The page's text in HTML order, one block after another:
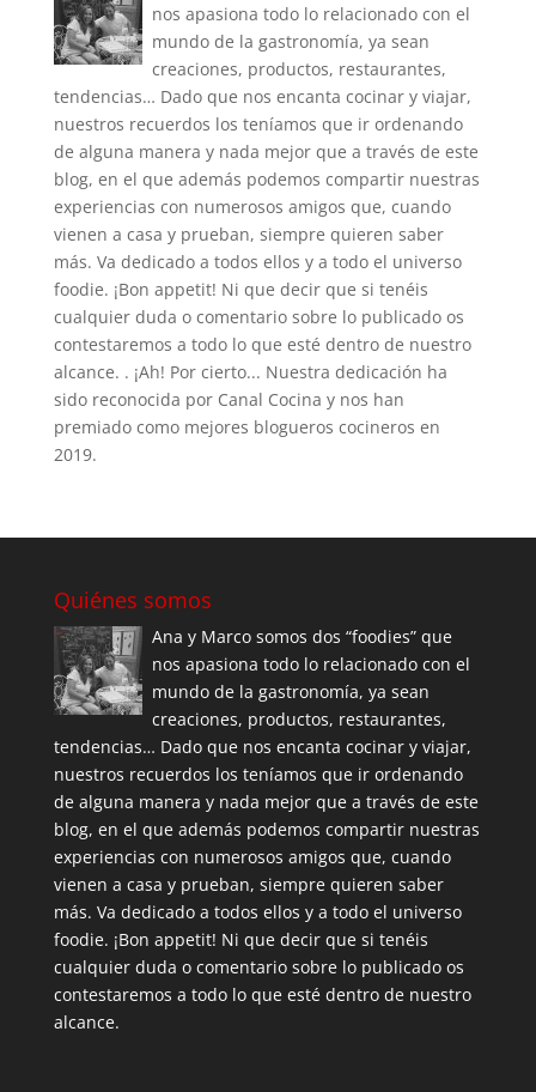
nos apasiona todo lo relacionado con el
mundo de la gastronomía, ya sean
creaciones, productos, restaurantes,
tendencias… Dado que nos encanta cocinar y viajar,
nuestros recuerdos los teníamos que ir ordenando
de alguna manera y nada mejor que a través de este
blog, en el que además podemos compartir nuestras
experiencias con numerosos amigos que, cuando
vienen a casa y prueban, siempre quieren saber
más. Va dedicado a todos ellos y a todo el universo
foodie. ¡Bon appetit! Ni que decir que si tenéis
cualquier duda o comentario sobre lo publicado os
contestaremos a todo lo que esté dentro de nuestro
alcance. . ¡Ah! Por cierto... Nuestra dedicación ha
sido reconocida por Canal Cocina y nos han
premiado como mejores blogueros cocineros en
2019.
Quiénes somos
Ana y Marco somos dos “foodies” que
nos apasiona todo lo relacionado con el
mundo de la gastronomía, ya sean
creaciones, productos, restaurantes,
tendencias… Dado que nos encanta cocinar y viajar,
nuestros recuerdos los teníamos que ir ordenando
de alguna manera y nada mejor que a través de este
blog, en el que además podemos compartir nuestras
experiencias con numerosos amigos que, cuando
vienen a casa y prueban, siempre quieren saber
más. Va dedicado a todos ellos y a todo el universo
foodie. ¡Bon appetit! Ni que decir que si tenéis
cualquier duda o comentario sobre lo publicado os
contestaremos a todo lo que esté dentro de nuestro
alcance.